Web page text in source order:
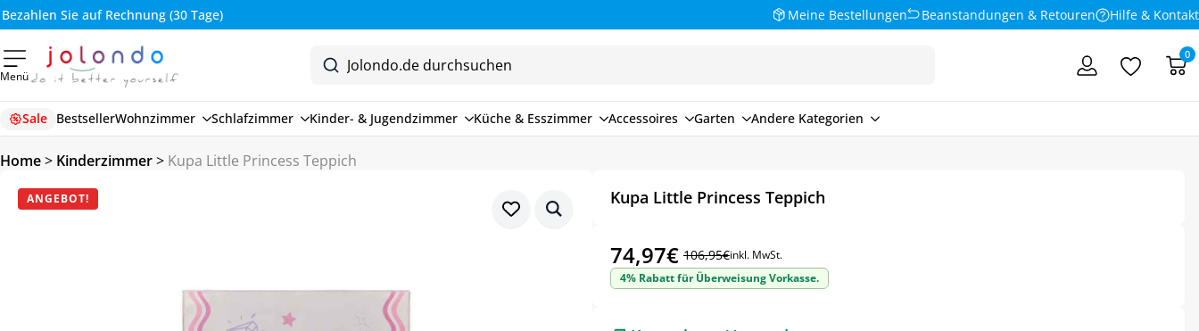
Bezahlen Sie auf Rechnung (30 Tage) Meine Bestellungen Beanstandungen & Retouren Hilfe & Kontakt
Menü
0
Sale BestsellerWohnzimmer Schlafzimmer Kinder- & Jugendzimmer Küche & Esszimmer Accessoires Garten Andere Kategorien
Home> Kinderzimmer> Kupa Little Princess Teppich
ANGEBOT! Kupa Little Princess Teppich
106,95€
Ursprünglicher
Preis
74,97€
Aktueller
Preis
inkl. MwSt.
4% Rabatt für Überweisung Vorkasse.